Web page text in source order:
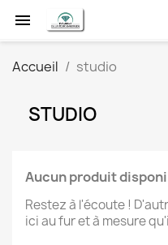

Accueil studio
STUDIO
Aucun produit
Restez à l'écoute !
ici au fur et à mesure